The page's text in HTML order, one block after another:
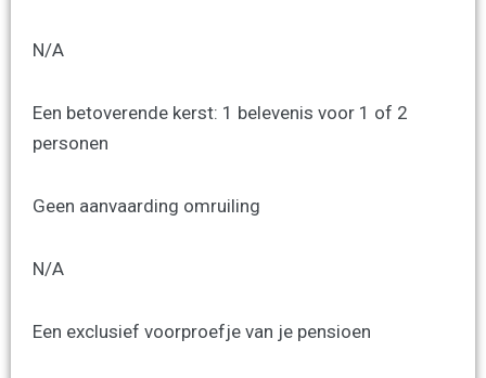
N/A
Een betoverende kerst: 1 belevenis voor 1 of 2
personen
Geen aanvaarding omruiling
N/A
Een exclusief voorproefje van je pensioen